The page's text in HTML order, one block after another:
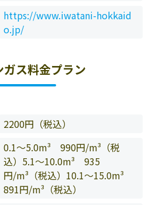
https://www.iwatani-hokkaid
o.jp/
ガス料金プラン
2200円（税込）
0.1～5.0m³ 990円/m³（税
込）5.1～10.0m³ 935
円/m³（税込）10.1～15.0m³
891円/m³（税込）